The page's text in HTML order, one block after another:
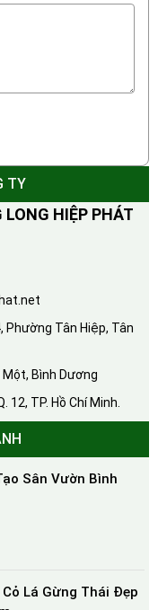
TY
HIỆP PHÁT
Phường Tân Hiệp, Tân
Một, Bình Dương
12, TP. Hồ Chí Minh.
Sân Vườn Bình
Lá Gừng Thái Đẹp